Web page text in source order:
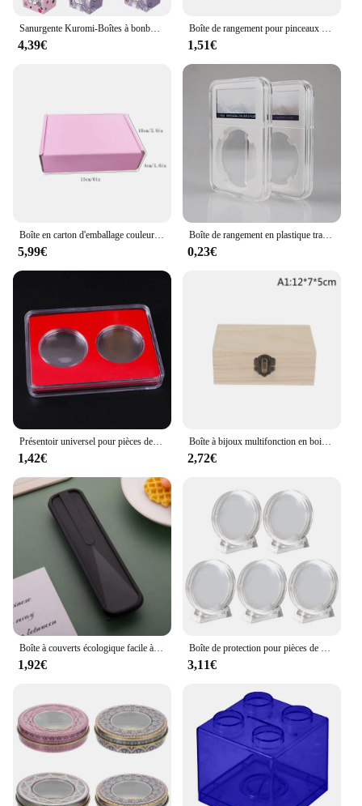
Sanurgente Kuromi-Boîtes à bonbons décoratives pour fête d'anniversaire, sac en papier pop-corn, boîte-cadeau pour collation, faveurs d'anniversaire pour enfants, fournitures de fête pour filles, 6 pièces, 12 pièces
4,39€
Boîte de rangement pour pinceaux de maquillage, étanche, anti-poussière, réglable, portable, britware
1,51€
Boîte en carton d'emballage couleur bricolage, petite boîte-cadeau, sac d'emballage de bijoux, 15 × 10 × 4cm, 10 pièces
5,99€
Boîte de rangement en plastique transparent pour pièces de monnaie, étui de collection, support de protection, affichage de dalles, conteneur de qualité, nouveau
0,23€
1,42€
Boîte à bijoux multifonction en bois avec couvercle, conteneur de stockage, décoration d'intérieur
2,72€
1,92€ 3,11€